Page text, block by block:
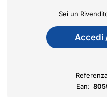
Sei un
Accedi
Ean: